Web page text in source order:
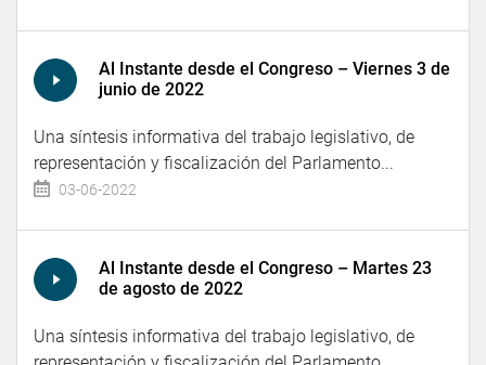
Al Instante desde el Congreso – Viernes 3 de
junio de 2022
Una síntesis informativa del trabajo legislativo, de
representación y fiscalización del Parlamento...
03-06-2022
Al Instante desde el Congreso – Martes 23
de agosto de 2022
Una síntesis informativa del trabajo legislativo, de